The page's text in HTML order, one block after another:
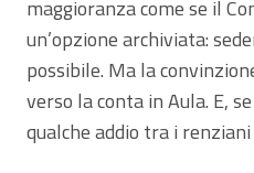
maggioranza come se il
un’opzione archiviata:
possibile. Ma la
verso la conta in Aula. E,
qualche addio tra i